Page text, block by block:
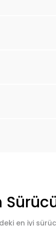
en iyi